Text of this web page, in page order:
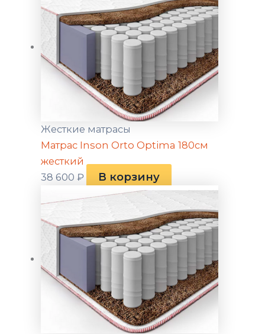
Жесткие матрасы
Матрас Inson Orto Optima 180см
жесткий
38 600₽ В корзину